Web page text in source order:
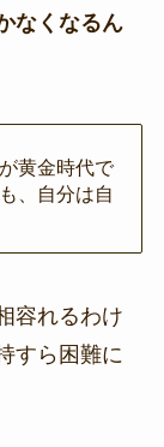
なくなるん
黄金時代で
、自分は自
容れるわけ
すら困難に